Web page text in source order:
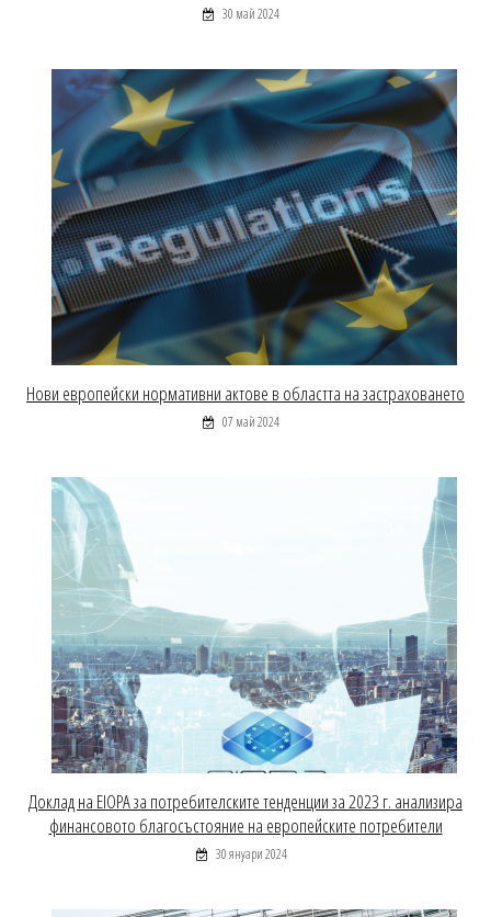
30 май 2024
Нови европейски нормативни актове в областта на застраховането
07 май 2024
Доклад на EIOPA за потребителските тенденции за 2023 г. анализира
финансовото благосъстояние на европейските потребители
30 януари 2024